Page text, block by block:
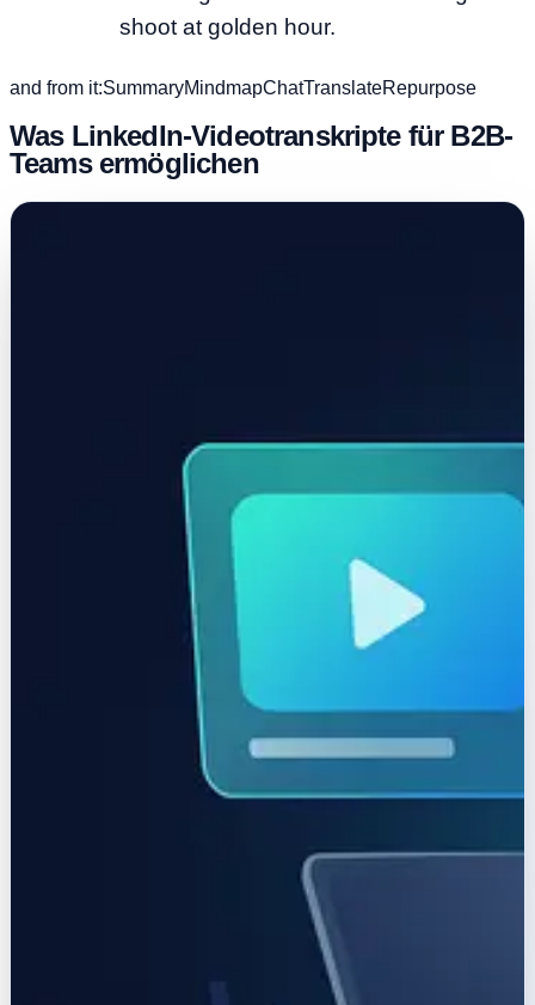
shoot at golden hour.
and from it:SummaryMindmapChatTranslateRepurpose
Was LinkedIn-Videotranskripte für B2B-
Teams ermöglichen